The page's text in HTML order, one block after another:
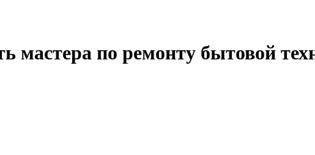
мастера по ремонту бытовой